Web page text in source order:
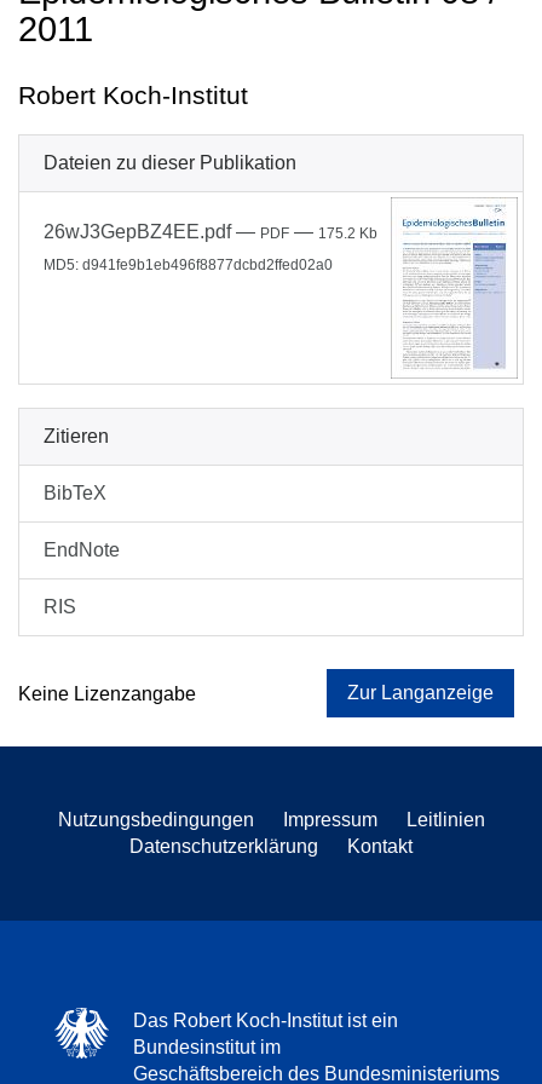
2011
Robert Koch-Institut
Dateien zu dieser Publikation
26wJ3GepBZ4EE.pdf— PDF — 175.2 Kb
MD5: d941fe9b1eb496f8877dcbd2ffed02a0
Zitieren
BibTeX
EndNote
RIS
Keine Lizenzangabe Zur Langanzeige
Nutzungsbedingungen Impressum
Leitlinien
Datenschutzerklärung
Kontakt
Das Robert Koch-Institut ist ein
Bundesinstitut im
Geschäftsbereich des Bundesministeriums